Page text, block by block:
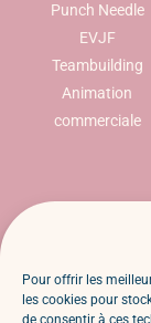
Pour offrir les
les cookies pour
de consentir à ces
Punch Needle
EVJF
Teambuilding
Animation
commerciale